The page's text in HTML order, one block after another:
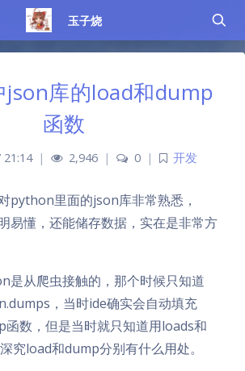
玉子烧
json库的load和dump
函数
21:14 | 2,946 | 0 | 开发
python里面的json库非常熟悉，
易懂，还能储存数据，实在是非常方
是从爬虫接触的，那个时候只知道
，当时ide确实会自动填充
数，但是当时就只知道用loads和
究load和dump分别有什么用处。